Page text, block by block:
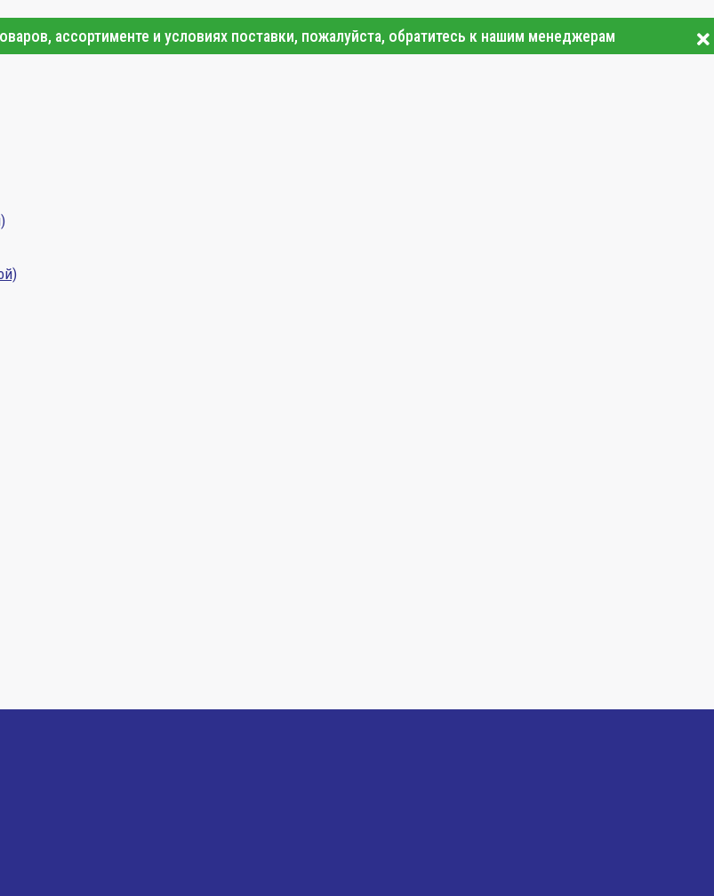
ассортименте и условиях поставки, пожалуйста, обратитесь к нашим менеджерам